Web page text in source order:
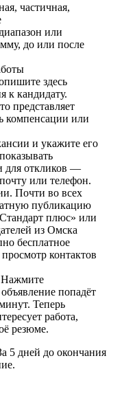
частичная,
или
до или после
здесь
к кандидату.
представляет
компенсации или
и укажите его
для откликов —
или телефон.
Почти во всех
публикацию
плюс» или
из Омска
бесплатное
контактов
Нажмите
попадёт
Теперь
работа,
резюме.
5 дней до окончания